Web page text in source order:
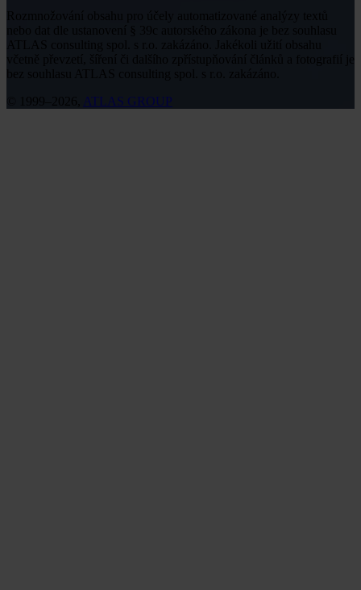
včetně převzetí, šíření či dalšího zpřístupňování článků a fotografií je
ATLAS GROUP